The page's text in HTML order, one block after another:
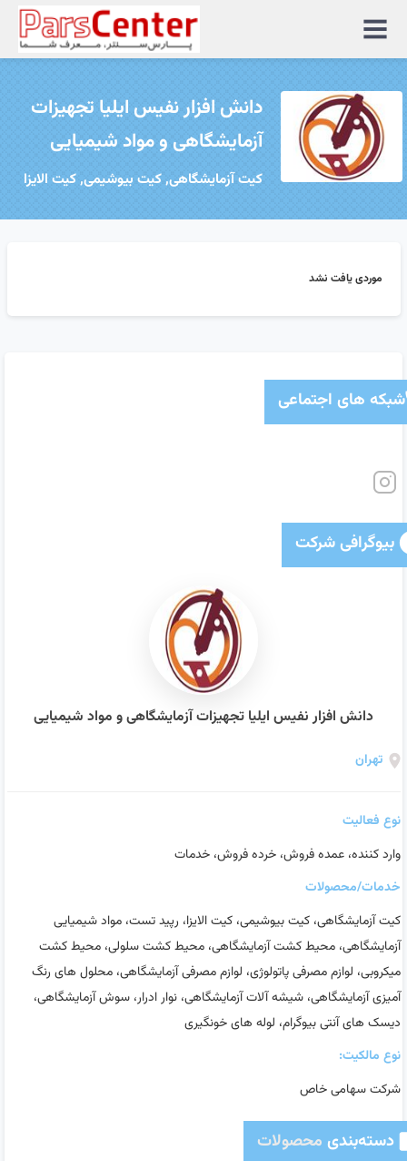
منوی
سایت
دانش افزار نفیس ایلیا تجهیزات
آزمایشگاهی و مواد شیمیایی
کیت آزمایشگاهی, کیت بیوشیمی, کیت الایزا
موردی یافت نشد
شبکه های اجتماعی
بیوگرافی شرکت
دانش افزار نفیس ایلیا تجهیزات آزمایشگاهی و مواد شیمیایی
تهران
نوع فعالیت
وارد کننده، عمده فروش، خرده فروش، خدمات
خدمات/محصولات
کیت آزمایشگاهی، کیت بیوشیمی، کیت الایزا، رپید تست، مواد شیمیایی
آزمایشگاهی، محیط کشت آزمایشگاهی، محیط کشت سلولی، محیط کشت
میکروبی، لوازم مصرفی پاتولوژی، لوازم مصرفی آزمایشگاهی، محلول های رنگ
آمیزی آزمایشگاهی، شیشه آلات آزمایشگاهی، نوار ادرار، سوش آزمایشگاهی،
دیسک های آنتی بیوگرام، لوله های خونگیری
نوع مالکیت:
شرکت سهامی خاص
دسته‌بندی محصولات